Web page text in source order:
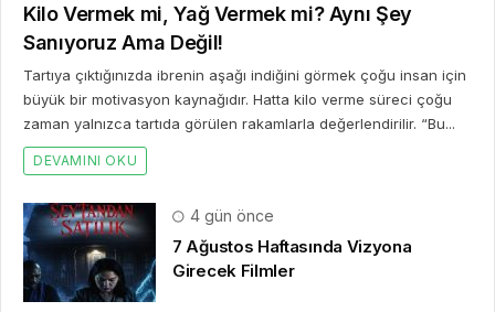
Kilo Vermek mi, Yağ Vermek mi? Aynı Şey
Sanıyoruz Ama Değil!
Tartıya çıktığınızda ibrenin aşağı indiğini görmek çoğu insan için
büyük bir motivasyon kaynağıdır. Hatta kilo verme süreci çoğu
zaman yalnızca tartıda görülen rakamlarla değerlendirilir. “Bu...
DEVAMINI OKU
4 gün önce
7 Ağustos Haftasında Vizyona
Girecek Filmler